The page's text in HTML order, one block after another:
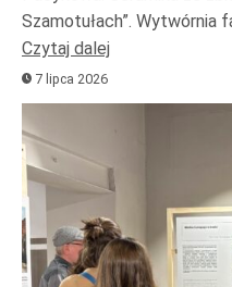
Szamotułach”. Wytwórnia
Czytaj dalej
7 lipca 2026
plików
dźwiękowych